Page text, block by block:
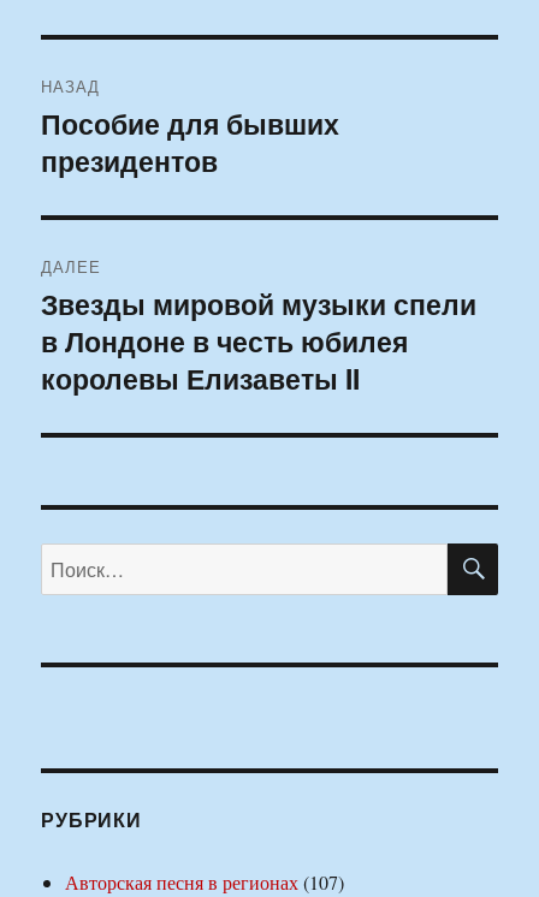
по
записям
НАЗАД
Предыдущая
запись:
Пособие для бывших
президентов
ДАЛЕЕ
Следующая
запись:
Звезды мировой музыки спели
в Лондоне в честь юбилея
королевы Елизаветы II
Искать:
РУБРИКИ
Авторская песня в регионах(107)